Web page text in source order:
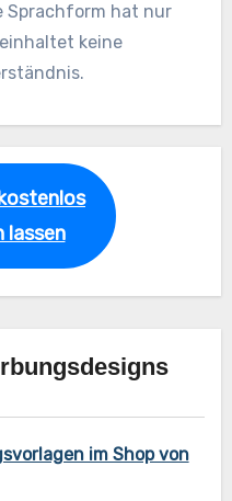
Sprachform hat nur
keine
lassen